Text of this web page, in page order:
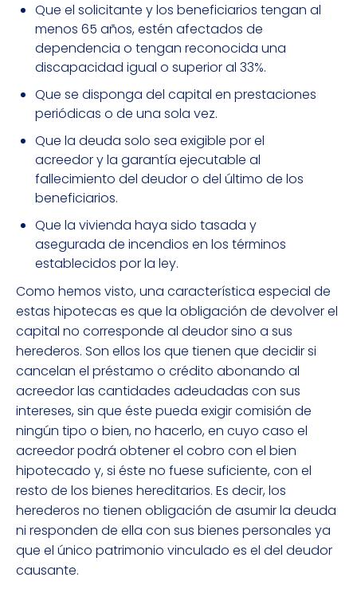
Que el solicitante y los beneficiarios tengan al
menos 65 años, estén afectados de
dependencia o tengan reconocida una
discapacidad igual o superior al 33%.
Que se disponga del capital en prestaciones
periódicas o de una sola vez.
Que la deuda solo sea exigible por el
acreedor y la garantía ejecutable al
fallecimiento del deudor o del último de los
beneficiarios.
Que la vivienda haya sido tasada y
asegurada de incendios en los términos
establecidos por la ley.
Como hemos visto, una característica especial de
estas hipotecas es que la obligación de devolver el
capital no corresponde al deudor sino a sus
herederos. Son ellos los que tienen que decidir si
cancelan el préstamo o crédito abonando al
acreedor las cantidades adeudadas con sus
intereses, sin que éste pueda exigir comisión de
ningún tipo o bien, no hacerlo, en cuyo caso el
acreedor podrá obtener el cobro con el bien
hipotecado y, si éste no fuese suficiente, con el
resto de los bienes hereditarios. Es decir, los
herederos no tienen obligación de asumir la deuda
ni responden de ella con sus bienes personales ya
que el único patrimonio vinculado es el del deudor
causante.